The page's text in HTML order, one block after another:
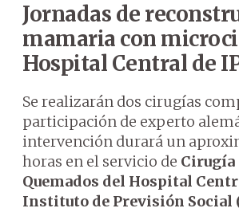
Jornadas de
mamaria con
Hospital Central de
Se realizarán dos cirugías
participación de experto
intervención durará un
horas en el servicio de Cirugía
Quemados del Hospital
Instituto de Previsión Social